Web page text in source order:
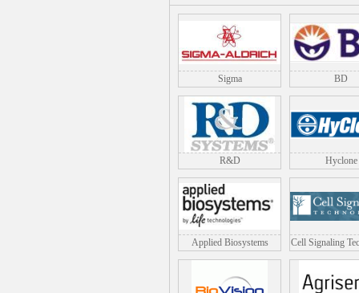
人白细胞介素38（IL-38）酶联免
疫分析ELISA
￥批发价：0
加入收藏
人
Sigma BD
R&D Hyclone
Applied Biosystems
Cell Signaling
(CST)